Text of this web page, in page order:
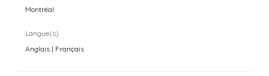
Montréal
Langue(s)
Anglais | Français